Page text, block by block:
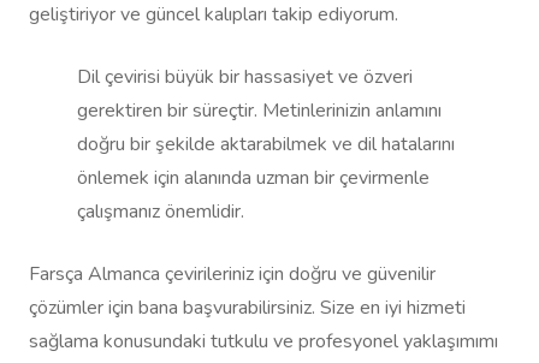
geliştiriyor ve güncel kalıpları takip ediyorum.
Dil çevirisi büyük bir hassasiyet ve özveri
gerektiren bir süreçtir. Metinlerinizin anlamını
doğru bir şekilde aktarabilmek ve dil hatalarını
önlemek için alanında uzman bir çevirmenle
çalışmanız önemlidir.
Farsça Almanca çevirileriniz için doğru ve güvenilir
çözümler için bana başvurabilirsiniz. Size en iyi hizmeti
sağlama konusundaki tutkulu ve profesyonel yaklaşımımı